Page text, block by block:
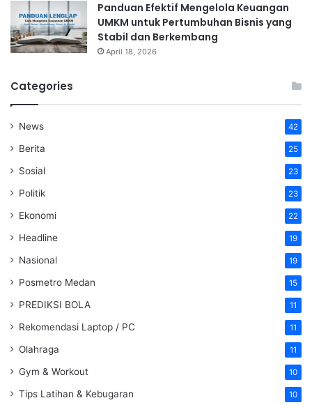
Panduan Efektif Mengelola Keuangan
UMKM untuk Pertumbuhan Bisnis yang
Stabil dan Berkembang
April 18, 2026
Categories
News 42
Berita 25
Sosial 23
Politik 23
Ekonomi 22
Headline 19
Nasional 19
Posmetro Medan 15
PREDIKSI BOLA 11
Rekomendasi Laptop / PC 11
Olahraga 11
Gym & Workout 10
Tips Latihan & Kebugaran 10